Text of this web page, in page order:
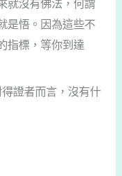
就沒有佛法，何謂
是悟。因為這些不
指標，等你到達
證者而言，沒有什